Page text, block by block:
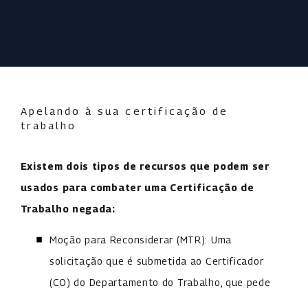
Apelando à sua certificação de
trabalho
Existem dois tipos de recursos que podem ser
usados para combater uma Certificação de
Trabalho negada:
Moção para Reconsiderar (MTR): Uma
solicitação que é submetida ao Certificador
(CO) do Departamento do Trabalho, que pede